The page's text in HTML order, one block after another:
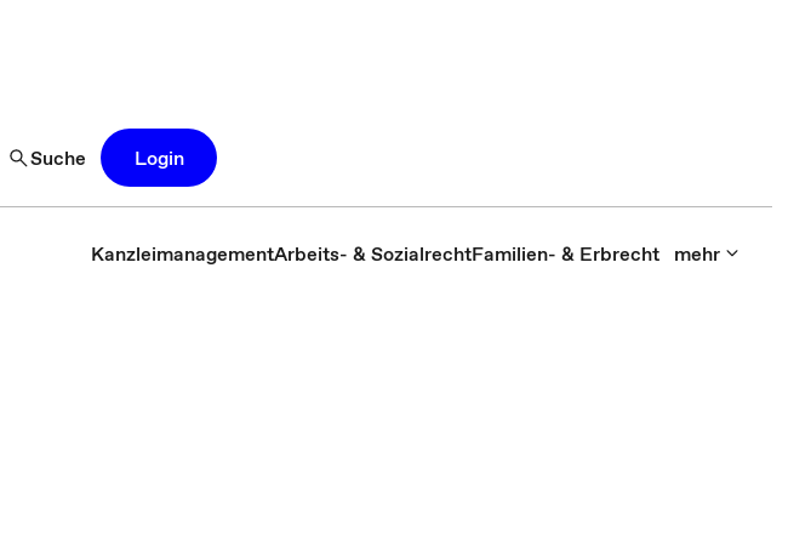
Suche Login
KanzleimanagementArbeits- & SozialrechtFamilien- & Erbrecht mehr